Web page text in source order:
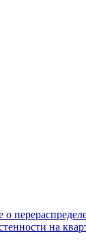
о
на